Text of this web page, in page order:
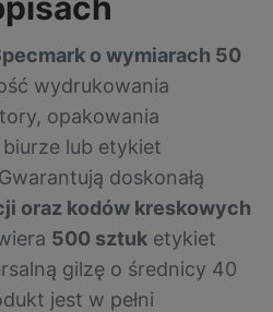
o wymiarach 50
wydrukowania
opakowania
lub etykiet
doskonałą
oraz kodów kreskowych
500 sztuk etykiet
gilzę o średnicy 40
jest w pełni